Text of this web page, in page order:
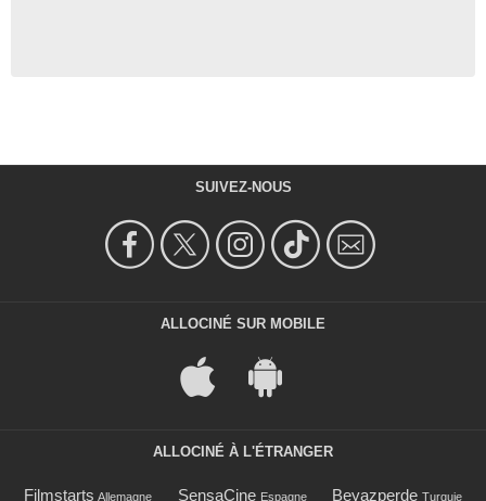
SUIVEZ-NOUS
ALLOCINÉ SUR MOBILE
ALLOCINÉ À L'ÉTRANGER
Filmstarts Allemagne SensaCine Espagne Beyazperde Turquie